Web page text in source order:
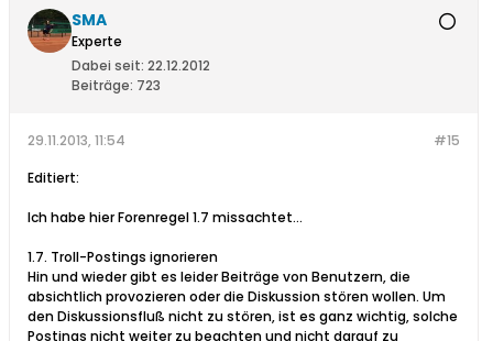
SMA
Experte
Dabei seit: 22.12.2012
Beiträge: 723
#15
29.11.2013, 11:54
Editiert:
Ich habe hier Forenregel 1.7 missachtet...
1.7. Troll-Postings ignorieren
Hin und wieder gibt es leider Beiträge von Benutzern, die
absichtlich provozieren oder die Diskussion stören wollen. Um
den Diskussionsfluß nicht zu stören, ist es ganz wichtig, solche
Postings nicht weiter zu beachten und nicht darauf zu